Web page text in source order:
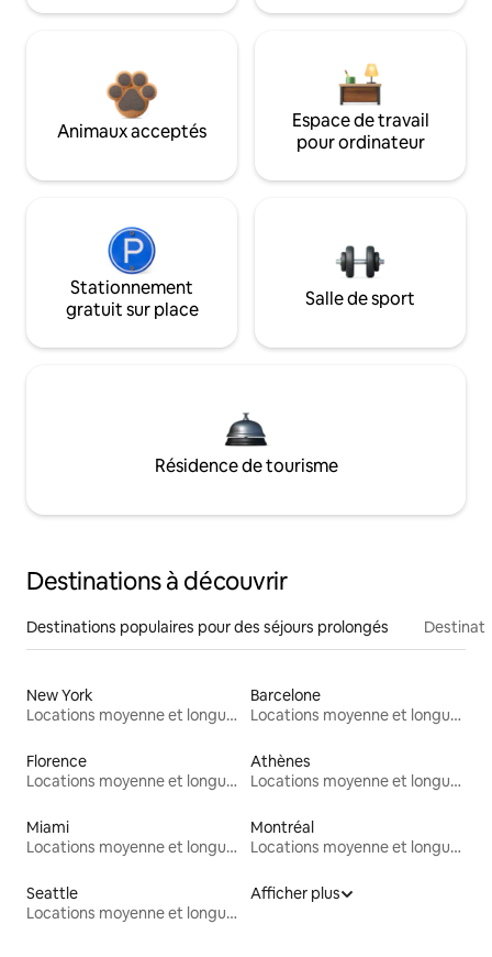
Animaux acceptés
Espace de travail
pour ordinateur
Stationnement
gratuit sur place
Salle de sport
Résidence de tourisme
Destinations à découvrir
Destinations populaires pour des séjours prolongés
New York
Locations moyenne et longue durée
Barcelone
Locations moyenne et longue durée
Florence
Locations moyenne et longue durée
Athènes
Locations moyenne et longue durée
Miami
Locations moyenne et longue durée
Montréal
Locations moyenne et longue durée
Seattle
Locations moyenne et longue durée
Afficher plus